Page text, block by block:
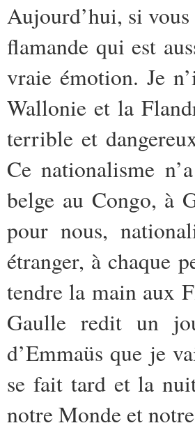
Aujourd’hui, si
flamande qui est
vraie émotion. Je
Wallonie et la
terrible et
Ce nationalisme
belge au Congo, à
pour nous,
étranger, à chaque
tendre la main aux
Gaulle redit un
d’Emmaüs que je
se fait tard et la
notre Monde et